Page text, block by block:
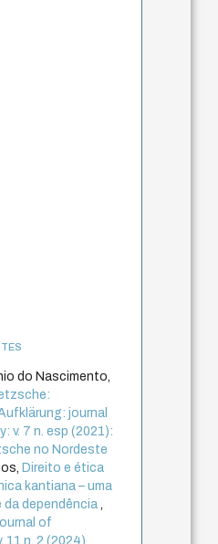
do Nascimento,
journal
v. 7 n. esp (2021):
no Nordeste
Direito e ética
kantiana – uma
da dependência,
of
11 n. 2 (2024)